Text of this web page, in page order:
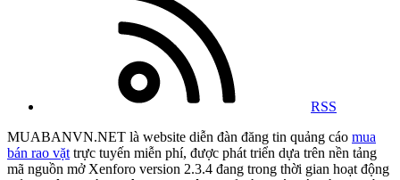
RSS
MUABANVN.NET là website diễn đàn đăng tin quảng cáo mua
bán rao vặt trực tuyến miễn phí, được phát triển dựa trên nền tảng
mã nguồn mở Xenforo version 2.3.4 đang trong thời gian hoạt động